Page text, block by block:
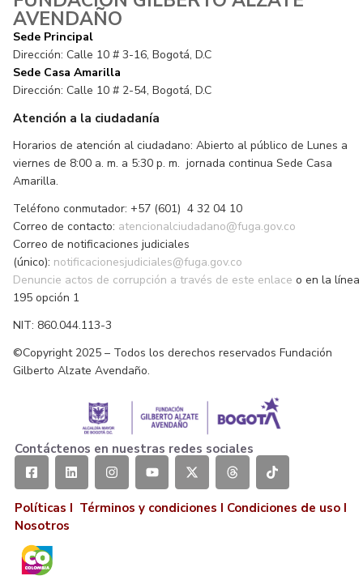
AVENDAÑO
Sede Principal
Dirección: Calle 10 # 3-16, Bogotá, D.C
Sede Casa Amarilla
Dirección: Calle 10 # 2-54, Bogotá, D.C
Atención a la ciudadanía
Horarios de atención al ciudadano: Abierto al público de Lunes a
viernes de 8:00 a. m. a 5:30 p. m. jornada continua Sede Casa
Amarilla.
Teléfono conmutador: +57 (601) 4 32 04 10
Correo de contacto: atencionalciudadano@fuga.gov.co
Correo de notificaciones judiciales
(único): notificacionesjudiciales@fuga.gov.co
Denuncie actos de corrupción a través de este enlace o en la línea
195 opción 1
NIT: 860.044.113-3
©Copyright 2025 – Todos los derechos reservados Fundación
Gilberto Alzate Avendaño.
Contáctenos en nuestras redes sociales
Políticas I Términos y condiciones I Condiciones de uso I
Nosotros